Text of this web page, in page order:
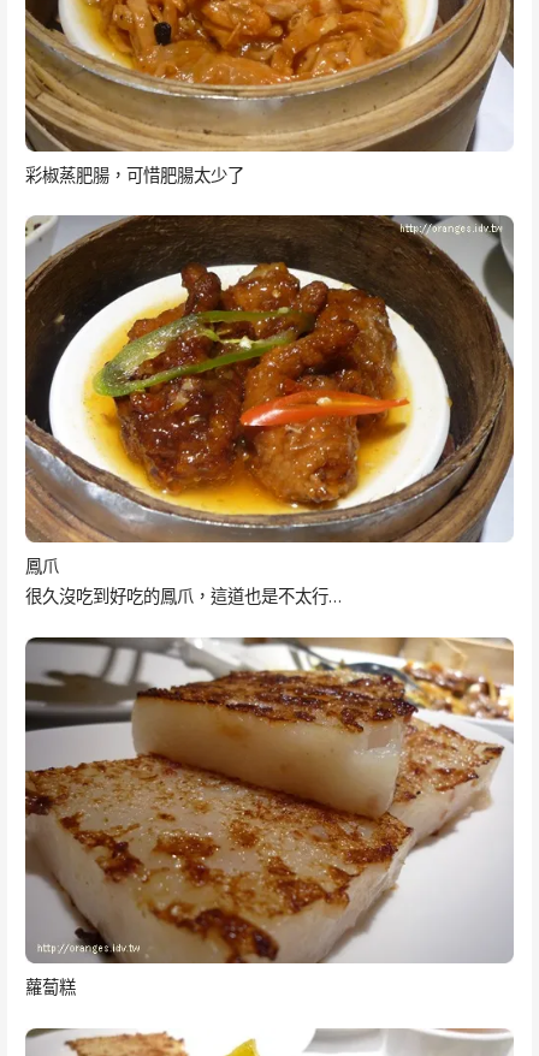
彩椒蒸肥腸，可惜肥腸太少了
鳳爪
很久沒吃到好吃的鳳爪，這道也是不太行…
蘿蔔糕